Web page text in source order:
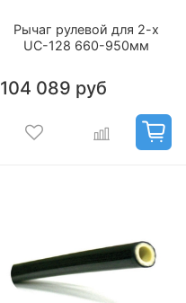
Рычаг рулевой для 2-х
UC-128 660-950мм
104 089 руб